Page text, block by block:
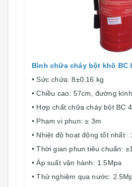
Bình chữa cháy bột khô BC
• Sức chứa: 8±0.16 kg
• Chiều cao: 57cm, đường
• Hợp chất chữa cháy bột BC
• Phạm vi phun: ≥ 3m
• Nhiệt độ hoạt động tốt nhất :
• Thời gian phun tiêu chuẩn:
• Áp suất vận hành: 1.5Mpa
• Thử nghiệm qua nước: